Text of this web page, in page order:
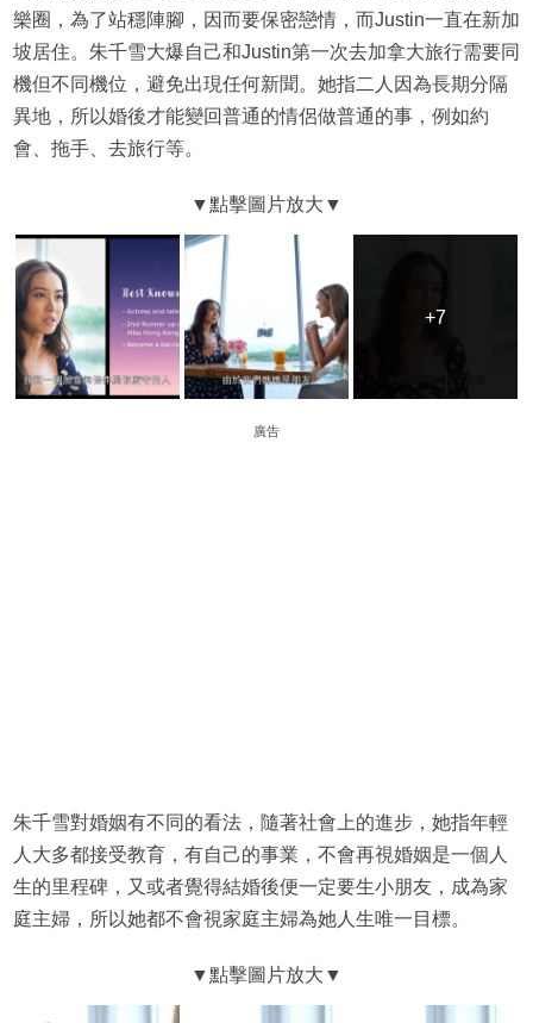
樂圈，為了站穩陣腳，因而要保密戀情，而Justin一直在新加
坡居住。朱千雪大爆自己和Justin第一次去加拿大旅行需要同
機但不同機位，避免出現任何新聞。她指二人因為長期分隔
異地，所以婚後才能變回普通的情侶做普通的事，例如約
會、拖手、去旅行等。
+7
+7
廣告
朱千雪對婚姻有不同的看法，隨著社會上的進步，她指年輕
人大多都接受教育，有自己的事業，不會再視婚姻是一個人
生的里程碑，又或者覺得結婚後便一定要生小朋友，成為家
庭主婦，所以她都不會視家庭主婦為她人生唯一目標。